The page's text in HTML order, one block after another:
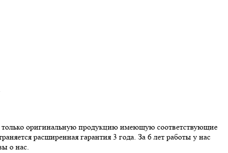
оригинальную продукцию имеющую соответствующие
расширенная гарантия 3 года. За 6 лет работы у нас
о нас.